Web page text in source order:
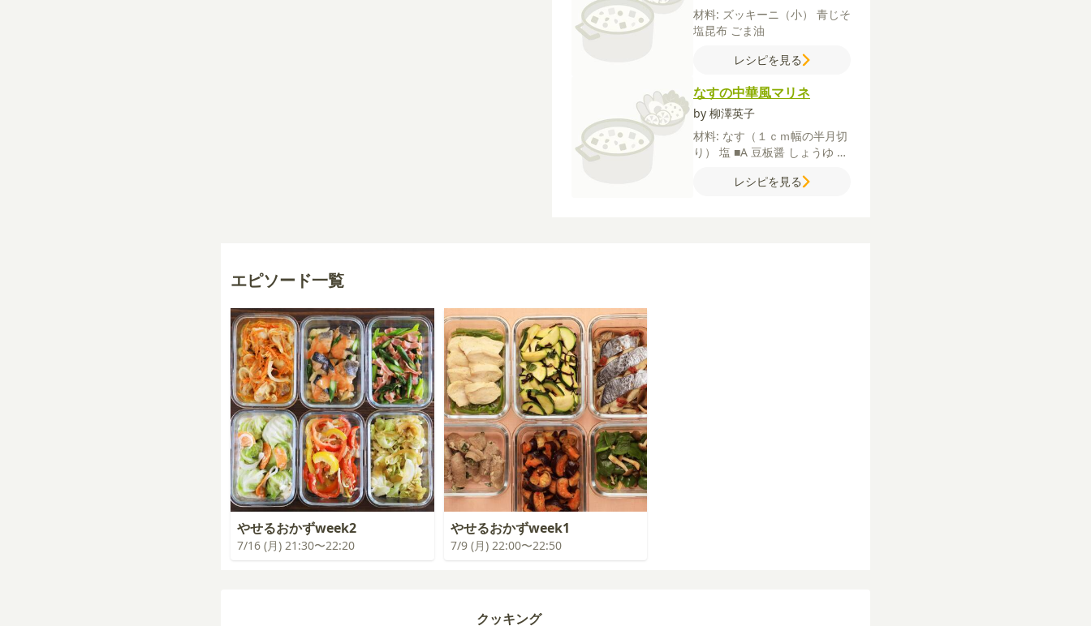
材料: ズッキーニ（小） 青じそ
塩昆布 ごま油
レシピを見る
なすの中華風マリネ
by 柳澤英子
材料: なす（１ｃｍ幅の半月切
り） 塩 ■A 豆板醤 しょうゆ 酢
レシピを見る
エピソード一覧
やせるおかずweek2
7/16 (月) 21:30〜22:20
やせるおかずweek1
7/9 (月) 22:00〜22:50
クッキング